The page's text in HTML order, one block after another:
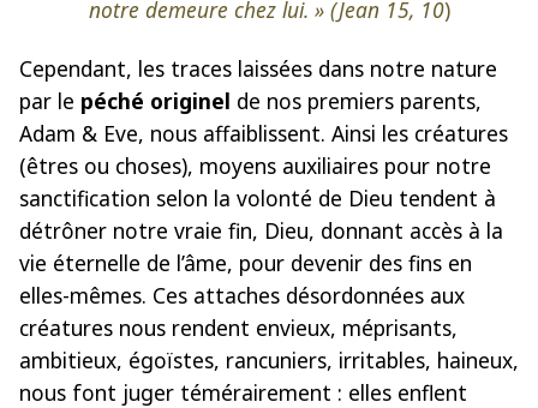
notre demeure chez lui. » (Jean 15, 10)
Cependant, les traces laissées dans notre nature
par le péché originel de nos premiers parents,
Adam & Eve, nous affaiblissent. Ainsi les créatures
(êtres ou choses), moyens auxiliaires pour notre
sanctification selon la volonté de Dieu tendent à
détrôner notre vraie fin, Dieu, donnant accès à la
vie éternelle de l’âme, pour devenir des fins en
elles-mêmes. Ces attaches désordonnées aux
créatures nous rendent envieux, méprisants,
ambitieux, égoïstes, rancuniers, irritables, haineux,
nous font juger témérairement : elles enflent